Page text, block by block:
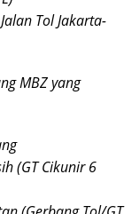
Tol Jakarta-
MBZ yang
(GT Cikunir 6